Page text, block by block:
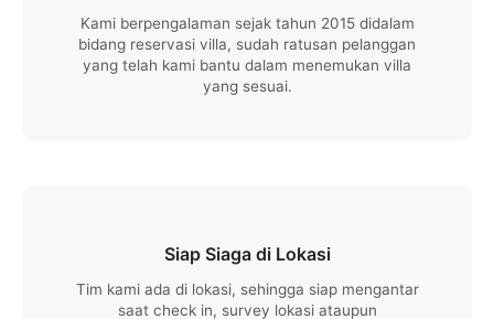
Kami berpengalaman sejak tahun 2015 didalam
bidang reservasi villa, sudah ratusan pelanggan
yang telah kami bantu dalam menemukan villa
yang sesuai.
Siap Siaga di Lokasi
Tim kami ada di lokasi, sehingga siap mengantar
saat check in, survey lokasi ataupun